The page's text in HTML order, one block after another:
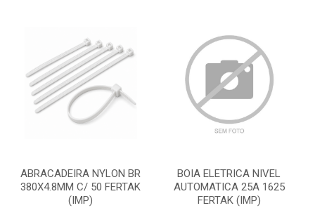
ABRACADEIRA NYLON BR
380X4.8MM C/ 50 FERTAK
(IMP)
BOIA ELETRICA NIVEL
AUTOMATICA 25A 1625
FERTAK (IMP)